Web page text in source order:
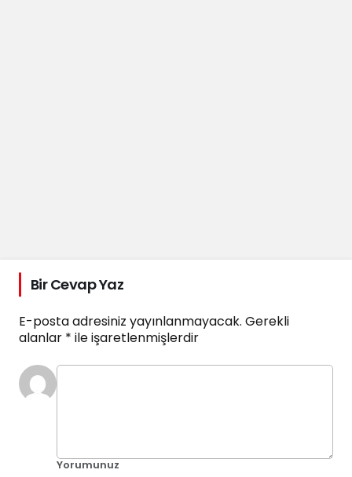
Bir Cevap Yaz
E-posta adresiniz yayınlanmayacak. Gerekli
alanlar * ile işaretlenmişlerdir
Yorumunuz